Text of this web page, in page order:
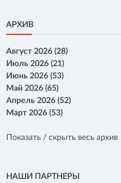
АРХИВ
Август 2026 (28)
Июль 2026 (21)
Июнь 2026 (53)
Май 2026 (65)
Апрель 2026 (52)
Март 2026 (53)
Показать / скрыть весь архив
НАШИ ПАРТНЕРЫ